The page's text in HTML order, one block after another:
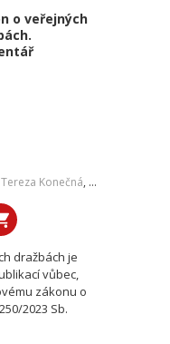
o veřejných
Tereza Konečná, Zdeňka
dražbách je
vůbec,
zákonu o
2023 Sb.